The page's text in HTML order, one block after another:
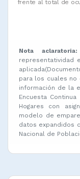
frente al total de
Nota
representatividad
para los cuales no
información de la
Encuesta
Hogares con
modelo de
datos expandidos
Nacional de